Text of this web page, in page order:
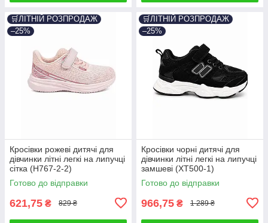
🛒ЛІТНІЙ РОЗПРОДАЖ
–25%
Кросівки рожеві дитячі для
дівчинки літні легкі на липучці
сітка (H767-2-2)
Готово до відправки
621,75 ₴ 829 ₴
🛒ЛІТНІЙ РОЗПРОДАЖ
–25%
Кросівки чорні дитячі для
дівчинки літні легкі на липучці
замшеві (XT500-1)
Готово до відправки
966,75 ₴ 1 289 ₴